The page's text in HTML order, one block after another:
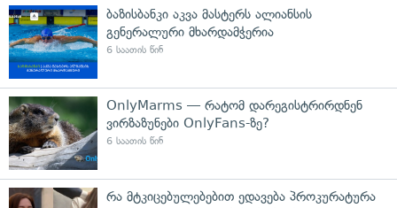
ბაზისბანკი აკვა მასტერს ალიანსის
გენერალური მხარდამჭერია
6 საათის წინ
OnlyMarms — რატომ დარეგისტრირდნენ
ვირზაზუნები OnlyFans-ზე?
6 საათის წინ
რა მტკიცებულებებით ედავება პროკურატურა